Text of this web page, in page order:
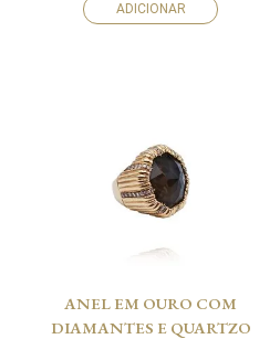
ADICIONAR
ANEL EM OURO COM
DIAMANTES E QUARTZO